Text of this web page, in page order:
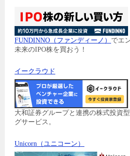
FUNDINNO（ファンディーノ） でエ
未来のIPO株を買おう！
イークラウド
大和証券グループと連携の株式投資
グサービス。
Unicorn（ユニコーン）